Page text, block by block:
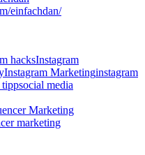
einfachdan/
hacksInstagram
Instagram Marketinginstagram
tippsocial media
Marketing
marketing